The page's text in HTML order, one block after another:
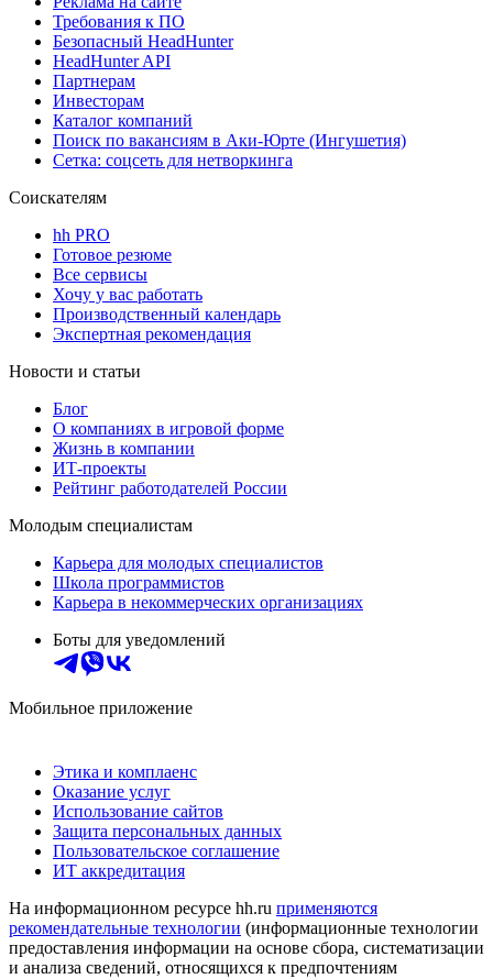
Требования к ПО
Безопасный HeadHunter
HeadHunter API
Партнерам
Инвесторам
Каталог компаний
Поиск по вакансиям в Аки-Юрте (Ингушетия)
Сетка: соцсеть для нетворкинга
Соискателям
hh PRO
Готовое резюме
Все сервисы
Хочу у вас работать
Производственный календарь
Экспертная рекомендация
Новости и статьи
Блог
О компаниях в игровой форме
Жизнь в компании
ИТ-проекты
Рейтинг работодателей России
Молодым специалистам
Карьера для молодых специалистов
Школа программистов
Карьера в некоммерческих организациях
Боты для уведомлений
Мобильное приложение
Этика и комплаенс
Оказание услуг
Использование сайтов
Защита персональных данных
Пользовательское соглашение
ИТ аккредитация
На информационном ресурсе hh.ru применяются
рекомендательные технологии (информационные технологии
предоставления информации на основе сбора, систематизации
и анализа сведений, относящихся к предпочтениям